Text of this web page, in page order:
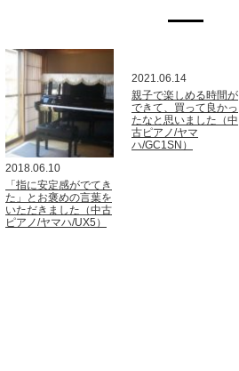
2018.06.10
「指に安定感がでてき
た」とお褒めの言葉を
いただきました（中古
ピアノ/ヤマハ/UX5）
2021.06.14
親子で楽しめる時間が
できて、買って良かっ
たなと思いました（中
古ピアノ/ヤマ
ハ/GC1SN）